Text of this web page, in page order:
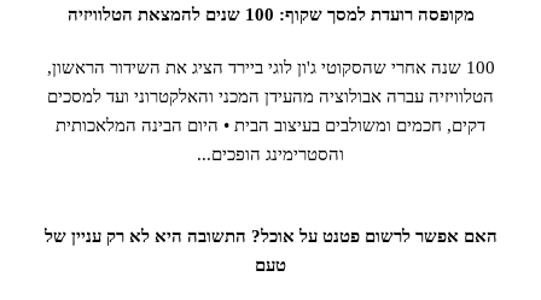
מקופסה רועדת למסך שקוף: 100 שנים להמצאת הטלוויזיה
100 שנה אחרי שהסקוטי ג'ון לוגי ביירד הציג את השידור הראשון,
הטלוויזיה עברה אבולוציה מהעידן המכני והאלקטרוני ועד למסכים
דקים, חכמים ומשולבים בעיצוב הבית • היום הבינה המלאכותית
והסטרימינג הופכים...
האם אפשר לרשום פטנט על אוכל? התשובה היא לא רק עניין של
טעם